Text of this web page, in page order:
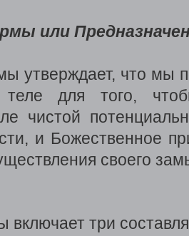
или
утверждает, что мы
теле для того,
чистой
и Божественное
своего
включает три